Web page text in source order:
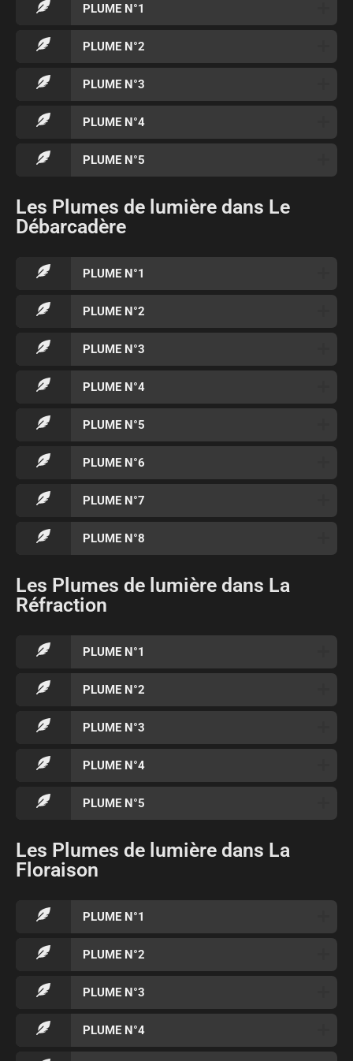
PLUME N°1
PLUME N°2
PLUME N°3
PLUME N°4
PLUME N°5
Les Plumes de lumière dans Le
Débarcadère
PLUME N°1
PLUME N°2
PLUME N°3
PLUME N°4
PLUME N°5
PLUME N°6
PLUME N°7
PLUME N°8
Les Plumes de lumière dans La
Réfraction
PLUME N°1
PLUME N°2
PLUME N°3
PLUME N°4
PLUME N°5
Les Plumes de lumière dans La
Floraison
PLUME N°1
PLUME N°2
PLUME N°3
PLUME N°4